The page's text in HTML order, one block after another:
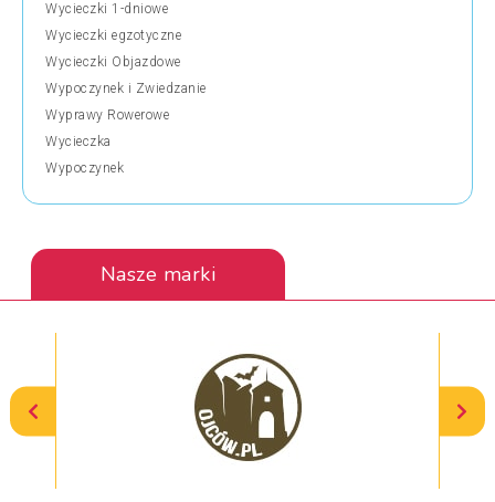
Wycieczki 1-dniowe
Wycieczki egzotyczne
Wycieczki Objazdowe
Wypoczynek i Zwiedzanie
Wyprawy Rowerowe
Wycieczka
Wypoczynek
Nasze marki